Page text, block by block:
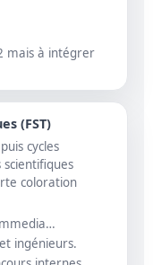
mais à intégrer
(FST)
cycles
scientifiques
coloration
ingénieurs.